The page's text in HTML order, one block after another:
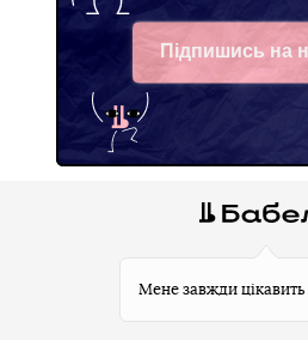
Підпишись на
Telegram
Мене завжди